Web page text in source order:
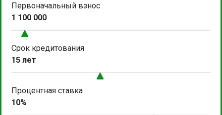
Первоначальный взнос
1 100 000
Срок кредитования
15 лет
Процентная ставка
10%